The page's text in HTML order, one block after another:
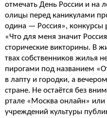
отмечать День России и на
олицы перед каникулами
одина — Россия», конкурсы
«Что для меня значит
сторические викторины. В
твах собственников жилья
пирогами под названием
в лапту и городки, а
стране. Не остаётся без
ртале «Москва онлайн» или
учреждений культуры